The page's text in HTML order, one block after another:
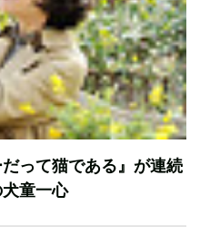
って猫である』が連続
童一心